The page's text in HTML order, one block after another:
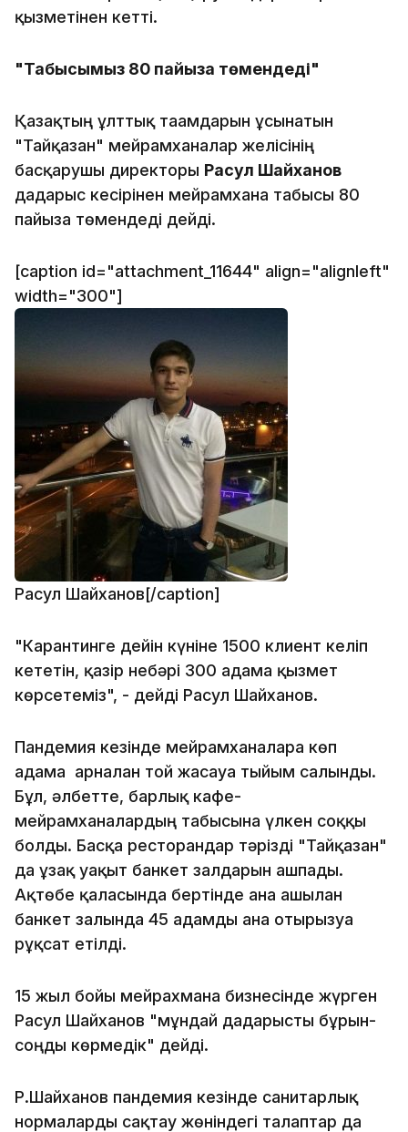
қызметінен кетті.
"Табысымыз 80 пайызға төмендеді"
Қазақтың ұлттық тағамдарын ұсынатын
"Тайқазан" мейрамханалар желісінің
басқарушы директоры Расул Шайханов
дағдарыс кесірінен мейрамхана табысы 80
пайызға төмендеді дейді.
[caption id="attachment_11644" align="alignleft"
width="300"]
Расул Шайханов[/caption]
"Карантинге дейін күніне 1500 клиент келіп
кететін, қазір небәрі 300 адамға қызмет
көрсетеміз", - дейді Расул Шайханов.
Пандемия кезінде мейрамханаларға көп
адамға арналған той жасауға тыйым салынды.
Бұл, әлбетте, барлық кафе-
мейрамханалардың табысына үлкен соққы
болды. Басқа ресторандар тәрізді "Тайқазан"
да ұзақ уақыт банкет залдарын ашпады.
Ақтөбе қаласында бертінде ғана ашылған
банкет залында 45 адамды ғана отырғызуға
рұқсат етілді.
15 жыл бойы мейрахмана бизнесінде жүрген
Расул Шайханов "мұндай дағдарысты бұрын-
соңды көрмедік" дейді.
Р.Шайханов пандемия кезінде санитарлық
нормаларды сақтау жөніндегі талаптар да